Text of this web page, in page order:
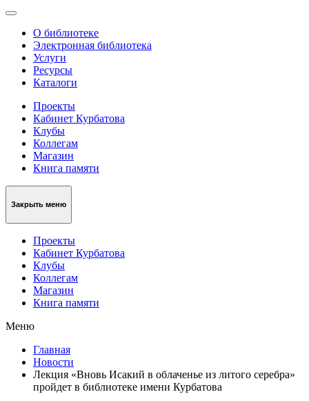
О библиотеке
Электронная библиотека
Услуги
Ресурсы
Каталоги
Проекты
Кабинет Курбатова
Клубы
Коллегам
Магазин
Книга памяти
Закрыть меню
Проекты
Кабинет Курбатова
Клубы
Коллегам
Магазин
Книга памяти
Меню
Главная
Новости
Лекция «Вновь Исакий в облаченье из литого серебра»
пройдет в библиотеке имени Курбатова